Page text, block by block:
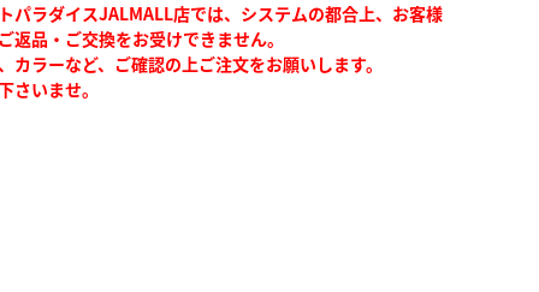
パラダイスJALMALL店では、システムの都合上、お客様
返品・ご交換をお受けできません。
カラーなど、ご確認の上ご注文をお願いします。
さいませ。